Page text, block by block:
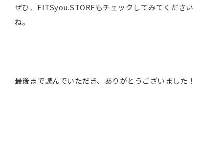
ぜひ、 FITSyou.STOREもチェックしてみてください
ね。
最後まで読んでいただき、ありがとうございました！